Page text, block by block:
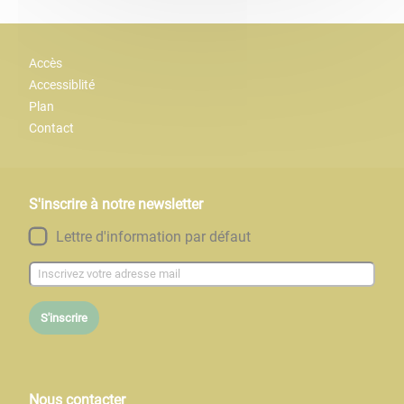
Accès
Accessiblité
Plan
Contact
S'inscrire à notre newsletter
Lettre d'information par défaut
S'inscrire
Nous contacter